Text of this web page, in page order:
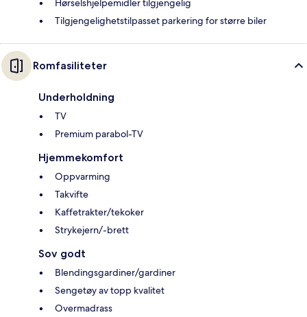
Hørselshjelpemidler tilgjengelig
Tilgjengelighetstilpasset parkering for større biler
Romfasiliteter
Underholdning
TV
Premium parabol-TV
Hjemmekomfort
Oppvarming
Takvifte
Kaffetrakter/tekoker
Strykejern/-brett
Sov godt
Blendingsgardiner/gardiner
Sengetøy av topp kvalitet
Overmadrass